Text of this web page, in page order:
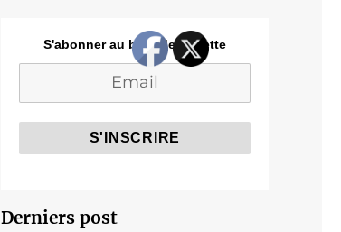
S'abonner au blog de Cozette
Derniers post